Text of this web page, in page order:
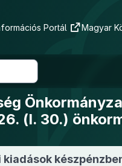
Portál Magyar
(I. 30.)
kiadások